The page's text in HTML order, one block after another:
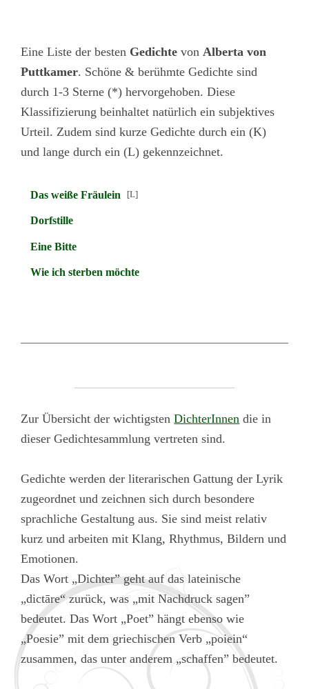
Eine Liste der besten Gedichte vonAlberta von
Puttkamer. Schöne & berühmte Gedichte sind
durch 1-3 Sterne (*) hervorgehoben. Diese
Klassifizierung beinhaltet natürlich ein subjektives
Urteil. Zudem sind kurze Gedichte durch ein (K)
und lange durch ein (L) gekennzeichnet.
Das weiße Fräulein [L]
Dorfstille
Eine Bitte
Wie ich sterben möchte
Zur Übersicht der wichtigstenDichterInnen die in
dieser Gedichtesammlung vertreten sind.
Gedichte werden der literarischen Gattung der Lyrik
zugeordnet und zeichnen sich durch besondere
sprachliche Gestaltung aus. Sie sind meist relativ
kurz und arbeiten mit Klang, Rhythmus, Bildern und
Emotionen.
Das Wort „Dichter” geht auf das lateinische
„dictāre“ zurück, was „mit Nachdruck sagen”
bedeutet. Das Wort „Poet” hängt ebenso wie
„Poesie” mit dem griechischen Verb „poiein“
zusammen, das unter anderem „schaffen” bedeutet.